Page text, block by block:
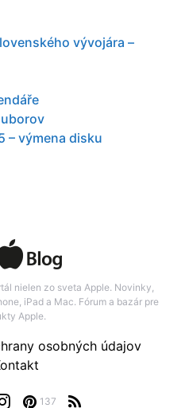
vývojára –
– výmena disku
nielen zo sveta Apple. Novinky,
iPad a Mac. Fórum a bazár pre
Apple.
137
osobných údajov